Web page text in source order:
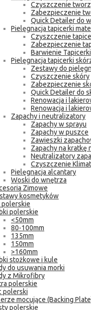
Czyszczenie
Zabezpieczenie
Quick Detailer do
Pielęgnacja tapicerki
Czyszczenie
Zabezpieczenie
Barwienie Tapicerki
Pielęgnacja tapicerki
Zestawy do
Czyszczenie skóry
Zabezpieczenie
Quick Detailer do
Renowacja i
Renowacja i
Zapachy i neutralizatory
Zapachy w sprayu
Zapachy w puszce
Zawieszki
Zapachy na kratkę
Neutralizatory
Czyszczenie
Pielęgnacja alcantary
Woski do wnętrza
Zimowe
kosmetyków
polerskie
polerskie
<50mm
80-100mm
135mm
150mm
>160mm
stożkowe i kule
do usuwania morki
z Mikrofibry
polerskie
polerski
mocujące (Backing
polerskie